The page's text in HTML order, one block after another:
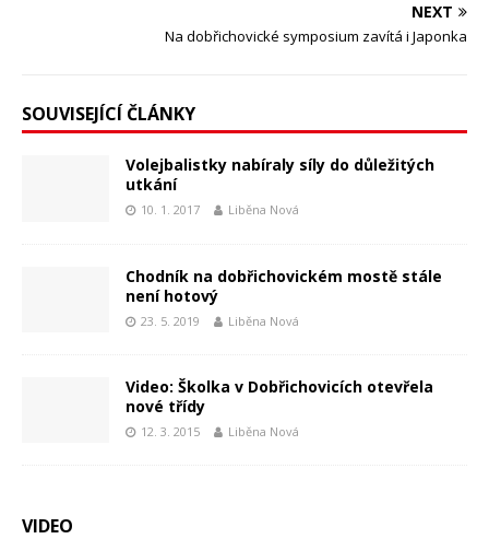
NEXT
Na dobřichovické symposium zavítá i Japonka
SOUVISEJÍCÍ ČLÁNKY
Volejbalistky nabíraly síly do důležitých
utkání
10. 1. 2017 Liběna Nová
Chodník na dobřichovickém mostě stále
není hotový
23. 5. 2019 Liběna Nová
Video: Školka v Dobřichovicích otevřela
nové třídy
12. 3. 2015 Liběna Nová
VIDEO